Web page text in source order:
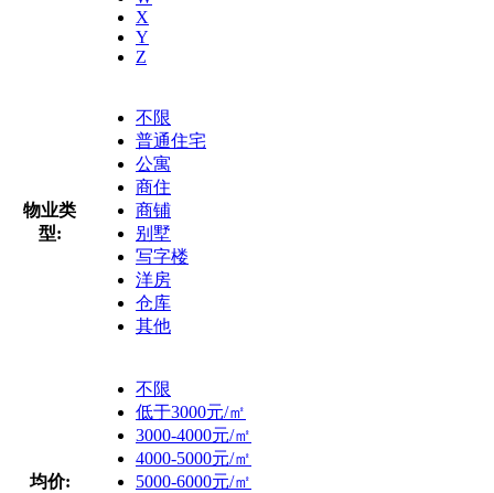
X
Y
Z
物业类
型:
不限
普通住宅
公寓
商住
商铺
别墅
写字楼
洋房
仓库
其他
均价:
不限
低于3000元/㎡
3000-4000元/㎡
4000-5000元/㎡
5000-6000元/㎡